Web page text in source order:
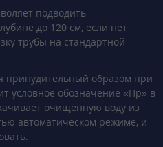
подводить
до 120 см, если нет
трубы на стандартной
принудительный образом при
условное обозначение «Пр» в
очищенную воду из
автоматическом режиме, и